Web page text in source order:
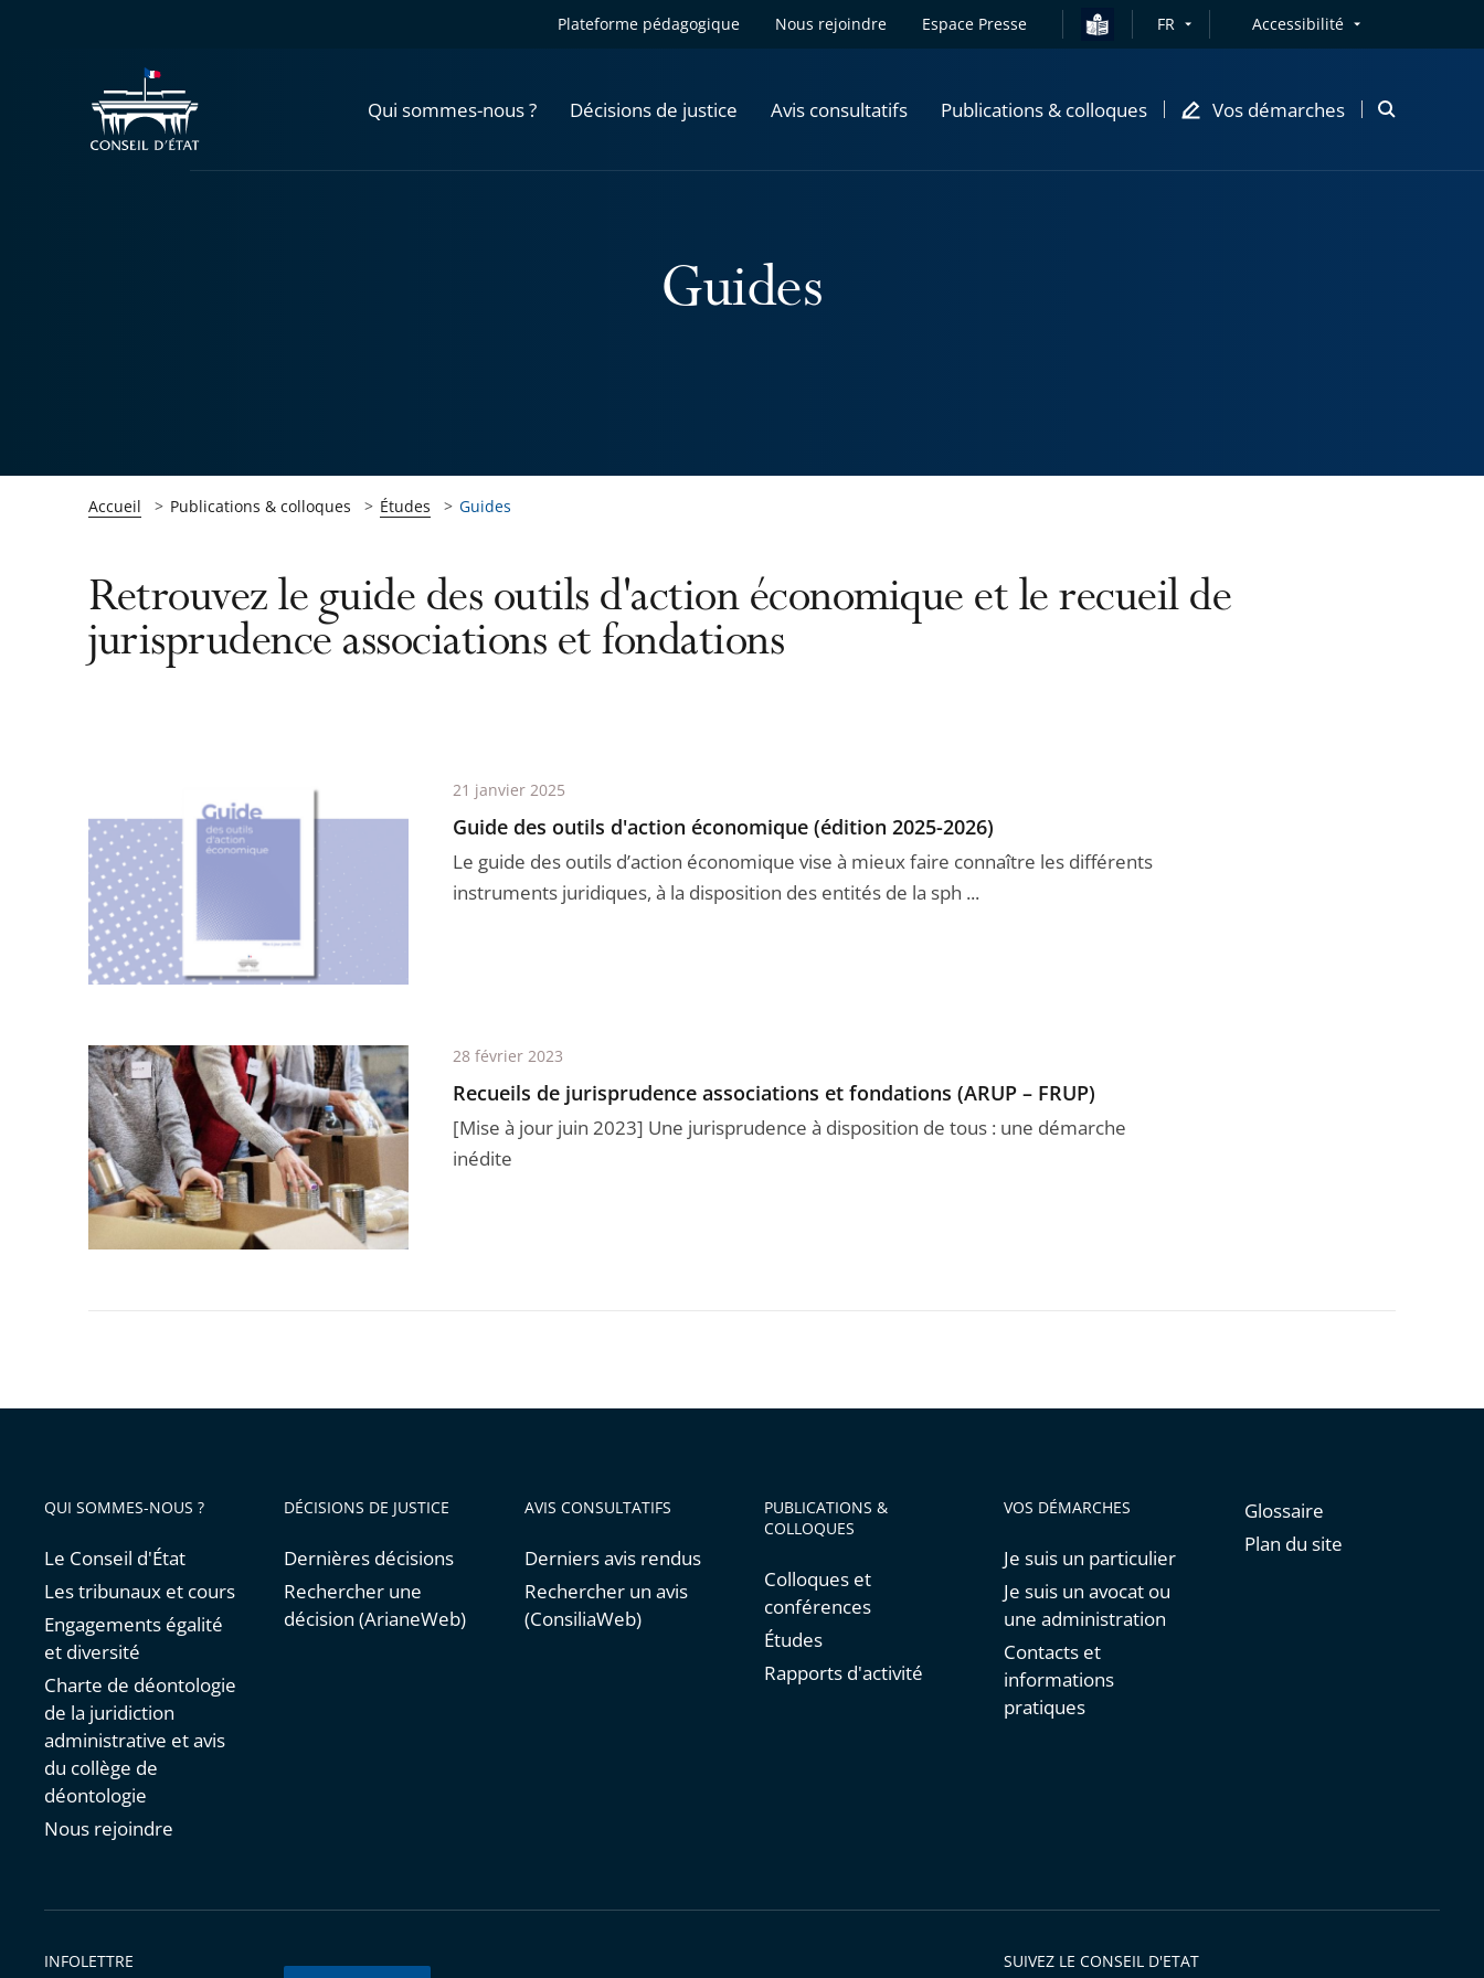
Plateforme pédagogique Nous rejoindre Espace Presse FR Accessibilité
Qui sommes-nous ? Décisions de justice Avis consultatifs Publications & colloques Vos démarches
Ouvrir
Guides
Accueil Publications & colloques Études Guides
Retrouvez le guide des outils d'action économique et le recueil de
jurisprudence associations et fondations
Guide des outils d'action économique (édition 2025-2026)
Le guide des outils d’action économique vise à mieux faire connaître les différents
instruments juridiques, à la disposition des entités de la sph ...
21 janvier 2025
Recueils de jurisprudence associations et fondations (ARUP – FRUP)
[Mise à jour juin 2023] Une jurisprudence à disposition de tous : une démarche
inédite
28 février 2023
QUI SOMMES-NOUS ?
Le Conseil d'État
Les tribunaux et cours
Engagements égalité
et diversité
Charte de déontologie
de la juridiction
administrative et avis
du collège de
déontologie
Nous rejoindre
DÉCISIONS DE JUSTICE
Dernières décisions
Rechercher une
décision (ArianeWeb)
AVIS CONSULTATIFS
Derniers avis rendus
Rechercher un avis
(ConsiliaWeb)
PUBLICATIONS &
COLLOQUES
Colloques et
conférences
Études
Rapports d'activité
VOS DÉMARCHES
Je suis un particulier
Je suis un avocat ou
une administration
Contacts et
informations
pratiques
Glossaire
Plan du site
INFOLETTRE SUIVEZ LE CONSEIL D'ETAT